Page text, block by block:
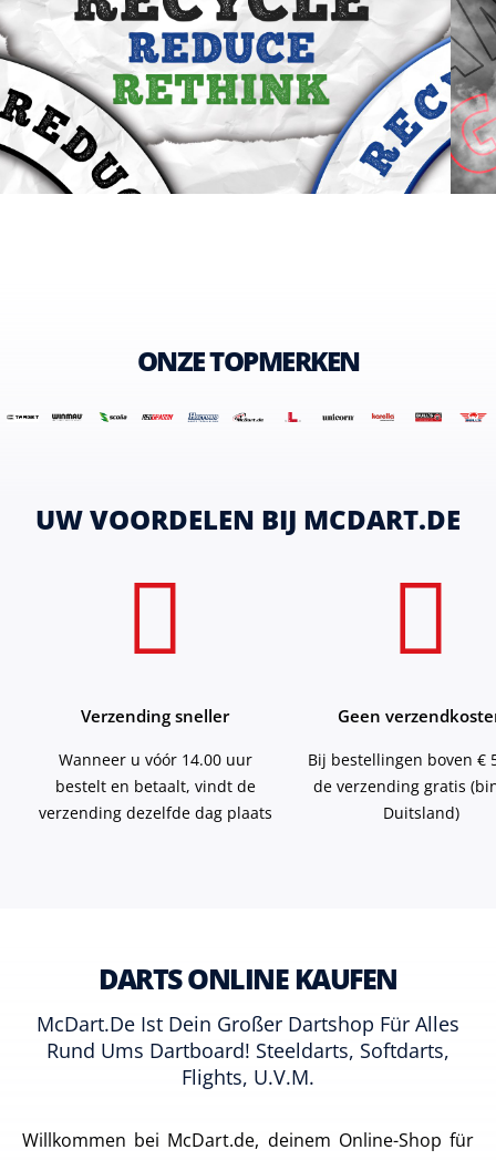
ONZE TOPMERKEN
UW VOORDELEN BIJ MCDART.DE
Verzending sneller
Wanneer u vóór 14.00 uur
bestelt en betaalt, vindt de
verzending dezelfde dag plaats
Geen
Bij bestellingen boven €
de verzending gratis
Duitsland)
DARTS ONLINE KAUFEN
McDart.de Ist Dein Großer Dartshop Für Alles
Rund Ums Dartboard! Steeldarts, Softdarts,
Flights, U.v.m.
Willkommen bei McDart.de, deinem Online-Shop für